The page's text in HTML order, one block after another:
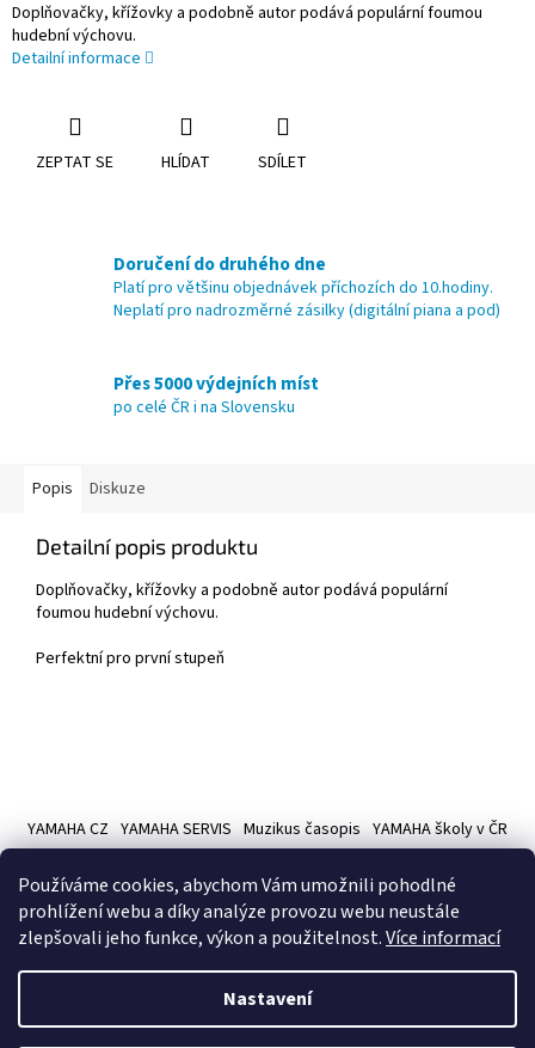
Používáme cookies, abychom Vám umožnili pohodlné
prohlížení webu a díky analýze provozu webu neustále
zlepšovali jeho funkce, výkon a použitelnost.Více informací
Nastavení
Doplňovačky, křížovky a podobně autor podává populární foumou
hudební výchovu.
Detailní informace
ZEPTAT SE HLÍDAT SDÍLET
Doručení do druhého dne
Platí pro většinu objednávek příchozích do 10.hodiny.
Neplatí pro nadrozměrné zásilky (digitální piana a pod)
Přes 5000 výdejních míst
po celé ČR i na Slovensku
Popis Diskuze
Detailní popis produktu
Doplňovačky, křížovky a podobně autor podává populární
foumou hudební výchovu.
Perfektní pro první stupeň
p
YAMAHA CZ YAMAHA SERVIS Muzikus časopis YAMAHA školy v ČR